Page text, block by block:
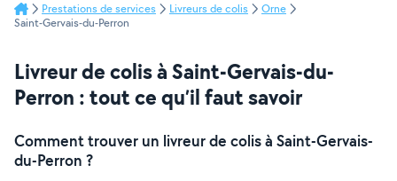
Prestations de services Livreurs de colis
Orne
Saint-Gervais-du-Perron
Livreur de colis à Saint-Gervais-du-
Perron : tout ce qu’il faut savoir
Comment trouver un livreur de colis à Saint-Gervais-
du-Perron ?